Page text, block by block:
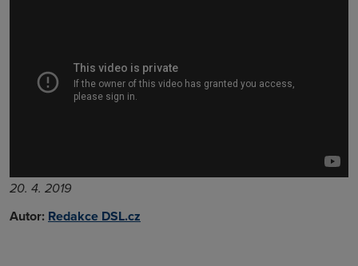
20. 4. 2019
Autor: Redakce DSL.cz